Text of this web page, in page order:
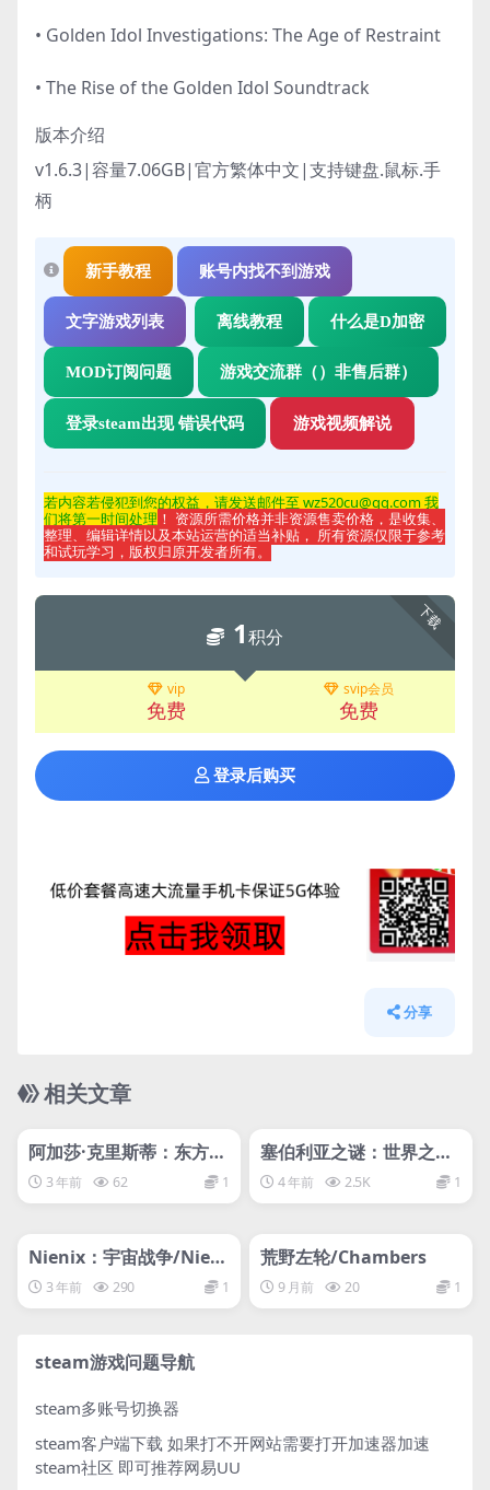
• Golden Idol Investigations: The Age of Restraint
• The Rise of the Golden Idol Soundtrack
版本介绍
v1.6.3|容量7.06GB|官方繁体中文|支持键盘.鼠标.手
柄
新手教程 账号内找不到游戏
文字游戏列表 离线教程 什么是D加密
MOD订阅问题 游戏交流群（）非售后群）
登录steam出现 错误代码 游戏视频解说
若内容若侵犯到您的权益，请发送邮件至 wz520cu@qq.com 我
们将第一时间处理 ！ 资源所需价格并非资源售卖价格，是收集、
整理、编辑详情以及本站运营的适当补贴， 所有资源仅限于参考
和试玩学习，版权归原开发者所有。
下载
1积分
vip
免费
svip会员
免费
登录后购买
分享
相关文章
网盘下载游戏
阿加莎·克里斯蒂：东方快
车谋杀案/Agatha Christ
ie – Murder on the Orie
3 年前 62 1
网盘下载游戏
塞伯利亚之谜：世界之前/
Syberia: The World Bef
ore
4 年前 2.5K 1
网盘下载游戏
Nienix：宇宙战争/Nieni
x: Cosmic Warfare
3 年前 290 1
网盘下载游戏
荒野左轮/Chambers
9 月前 20 1
steam游戏问题导航
steam多账号切换器
steam客户端下载 如果打不开网站需要打开加速器加速
steam社区 即可推荐网易UU